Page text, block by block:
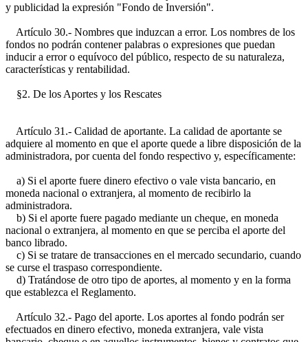
y publicidad la expresión "Fondo de Inversión".
Artículo 30.- Nombres que induzcan a error. Los nombres de los
fondos no podrán contener palabras o expresiones que puedan
inducir a error o equívoco del público, respecto de su naturaleza,
características y rentabilidad.
§2. De los Aportes y los Rescates
Artículo 31.- Calidad de aportante. La calidad de aportante se
adquiere al momento en que el aporte quede a libre disposición de la
administradora, por cuenta del fondo respectivo y, específicamente:
a) Si el aporte fuere dinero efectivo o vale vista bancario, en
moneda nacional o extranjera, al momento de recibirlo la
administradora.
b) Si el aporte fuere pagado mediante un cheque, en moneda
nacional o extranjera, al momento en que se perciba el aporte del
banco librado.
c) Si se tratare de transacciones en el mercado secundario, cuando
se curse el traspaso correspondiente.
d) Tratándose de otro tipo de aportes, al momento y en la forma
que establezca el Reglamento.
Artículo 32.- Pago del aporte. Los aportes al fondo podrán ser
efectuados en dinero efectivo, moneda extranjera, vale vista